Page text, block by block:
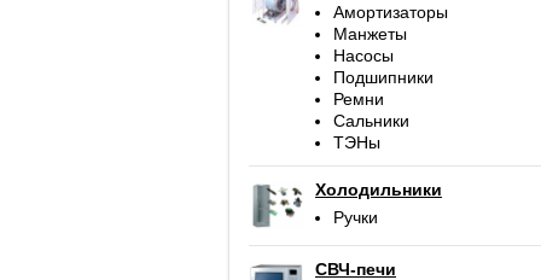
Амортизаторы
Манжеты
Насосы
Подшипники
Ремни
Сальники
ТЭНы
Холодильники
Ручки
СВЧ-печи